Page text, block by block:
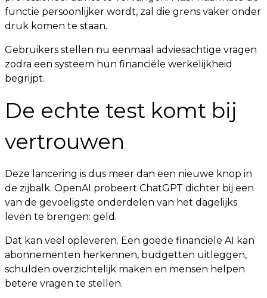
functie persoonlijker wordt, zal die grens vaker onder
druk komen te staan.
Gebruikers stellen nu eenmaal adviesachtige vragen
zodra een systeem hun financiële werkelijkheid
begrijpt.
De echte test komt bij
vertrouwen
Deze lancering is dus meer dan een nieuwe knop in
de zijbalk. OpenAI probeert ChatGPT dichter bij een
van de gevoeligste onderdelen van het dagelijks
leven te brengen: geld.
Dat kan veel opleveren. Een goede financiële AI kan
abonnementen herkennen, budgetten uitleggen,
schulden overzichtelijk maken en mensen helpen
betere vragen te stellen.